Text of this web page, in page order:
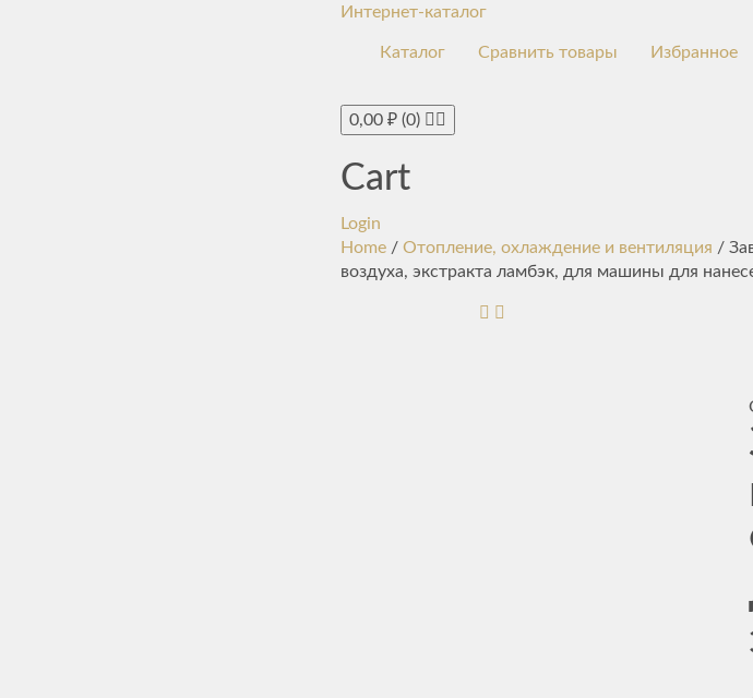
Интернет-каталог
Каталог Сравнить товары Избранное
0,00 ₽ (0)
Cart
Login
Home / Отопление, охлаждение и вентиляция /
воздуха, экстракта ламбэк, для машины для